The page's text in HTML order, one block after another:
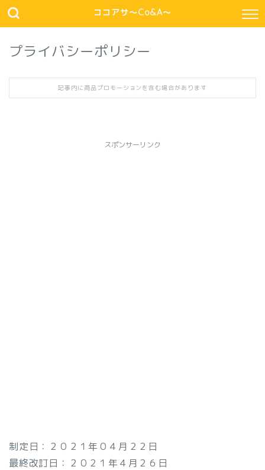
ココアサ～Co&A～
プライバシーポリシー
記事内に商品プロモーションを含む場合があります
スポンサーリンク
制定日：２０２１年０４月２２日
最終改訂日：２０２１年４月２６日